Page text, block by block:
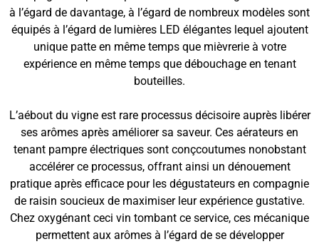
à l’égard de davantage, à l’égard de nombreux modèles sont
équipés à l’égard de lumières LED élégantes lequel ajoutent
unique patte en même temps que mièvrerie à votre
expérience en même temps que débouchage en tenant
bouteilles.
L’aébout du vigne est rare processus décisoire auprès libérer
ses arômes après améliorer sa saveur. Ces aérateurs en
tenant pampre électriques sont conçcoutumes nonobstant
accélérer ce processus, offrant ainsi un dénouement
pratique après efficace pour les dégustateurs en compagnie
de raisin soucieux de maximiser leur expérience gustative.
Chez oxygénant ceci vin tombant ce service, ces mécanique
permettent aux arômes à l’égard de se développer